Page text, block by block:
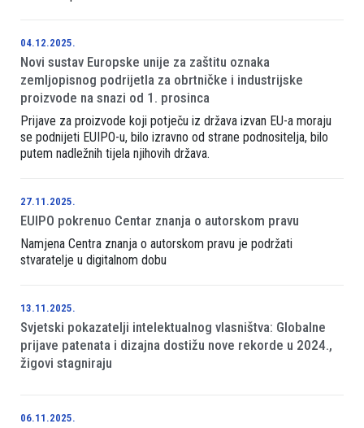
04.12.2025.
Novi sustav Europske unije za zaštitu oznaka
zemljopisnog podrijetla za obrtničke i industrijske
proizvode na snazi od 1. prosinca
Prijave za proizvode koji potječu iz država izvan EU-a moraju
se podnijeti EUIPO-u, bilo izravno od strane podnositelja, bilo
putem nadležnih tijela njihovih država.
27.11.2025.
EUIPO pokrenuo Centar znanja o autorskom pravu
Namjena Centra znanja o autorskom pravu je podržati
stvaratelje u digitalnom dobu
13.11.2025.
Svjetski pokazatelji intelektualnog vlasništva: Globalne
prijave patenata i dizajna dostižu nove rekorde u 2024.,
žigovi stagniraju
06.11.2025.